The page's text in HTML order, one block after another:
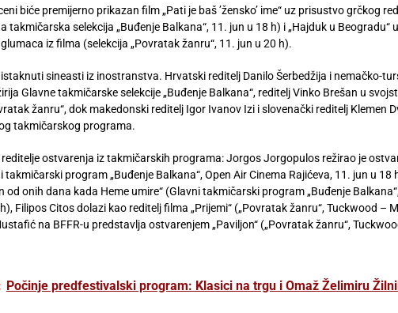
biće premijerno prikazan film „Pati je baš ’žensko’ ime“ uz prisustvo grčkog
takmičarska selekcija „Buđenje Balkana“, 11. jun u 18 h) i „Hajduk u Beogradu“
iz filma (selekcija „Povratak žanru“, 11. jun u 20 h).
sineasti iz inostranstva. Hrvatski reditelj Danilo Šerbedžija i nemačko-
Glavne takmičarske selekcije „Buđenje Balkana“, reditelj Vinko Brešan u
žanru“, dok makedonski reditelj Igor Ivanov Izi i slovenački reditelj Klemen
takmičarskog programa.
ostvarenja iz takmičarskih programa: Jorgos Jorgopulos režirao je
takmičarski program „Buđenje Balkana“, Open Air Cinema Rajićeva, 11. jun u
od onih dana kada Heme umire“ (Glavni takmičarski program „Buđenje
Filipos Citos dolazi kao reditelj filma „Prijemi“ („Povratak žanru“, Tuckwood –
na BFFR-u predstavlja ostvarenjem „Paviljon“ („Povratak žanru“,
Počinje predfestivalski program: Klasici na trgu i Omaž Želimiru